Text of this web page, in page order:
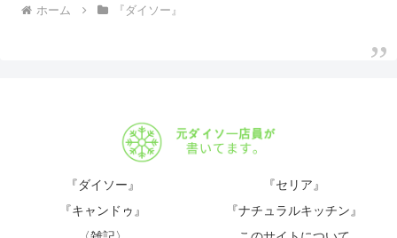
ホーム 『ダイソー』
『ダイソー』
『セリア』
『キャンドゥ』
『ナチュラルキッチン』